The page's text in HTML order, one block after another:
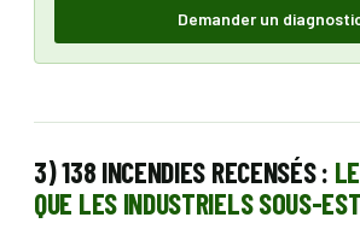
Demander un
3) 138 INCENDIES RECENSÉS :
QUE LES INDUSTRIELS SOUS-